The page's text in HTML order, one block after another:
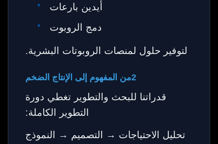
أيدين بارعات
دمج الروبوت
لتوفير حلول لمنصات الروبوتات البشرية.
2من المفهوم إلى الإنتاج الضخم
قدراتنا للبحث والتطوير تغطي دورة
التطوير الكاملة:
تحليل الاحتياجات → التصميم → النموذج